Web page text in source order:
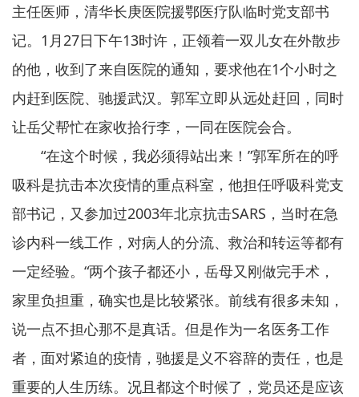
主任医师，清华长庚医院援鄂医疗队临时党支部书
记。1月27日下午13时许，正领着一双儿女在外散步
的他，收到了来自医院的通知，要求他在1个小时之
内赶到医院、驰援武汉。郭军立即从远处赶回，同时
让岳父帮忙在家收拾行李，一同在医院会合。
“在这个时候，我必须得站出来！”郭军所在的呼
吸科是抗击本次疫情的重点科室，他担任呼吸科党支
部书记，又参加过2003年北京抗击SARS，当时在急
诊内科一线工作，对病人的分流、救治和转运等都有
一定经验。“两个孩子都还小，岳母又刚做完手术，
家里负担重，确实也是比较紧张。前线有很多未知，
说一点不担心那不是真话。但是作为一名医务工作
者，面对紧迫的疫情，驰援是义不容辞的责任，也是
重要的人生历练。况且都这个时候了，党员还是应该